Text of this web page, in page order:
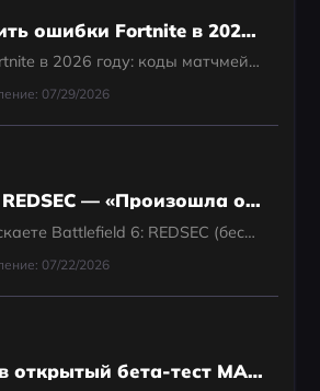
Как исправить ошибки Fortnite в 2026 году: все коды и решения
Все ошибки Fortnite в 2026 году: коды матчмейкинга, серверов, запуска, загрузки и Easy Anti-Cheat с решениями.
07/29/2026
Battlefield 6 REDSEC — «Произошла ошибка при запуске игры — нет лицензии» (Как исправить)
Когда вы запускаете Battlefield 6: REDSEC (бесплатный F2P-компонент) и Steam/EA выдает сообщение «Произошла ошибка при запуске игры — нет лицензии», это почти никогда не означает, что нужно что-то покупать. Почти всегда проблема связана с ошибкой синхрони
07/22/2026
Как играть в открытый бета-тест MARVEL Tōkon: Fighting Souls: полное руководство